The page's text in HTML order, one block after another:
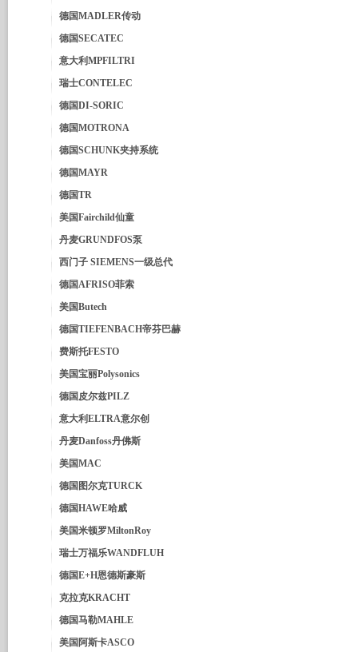
德国MADLER传动
德国SECATEC
意大利MPFILTRI
瑞士CONTELEC
德国DI-SORIC
德国MOTRONA
德国SCHUNK夹持系统
德国MAYR
德国TR
美国Fairchild仙童
丹麦GRUNDFOS泵
西门子 SIEMENS一级总代
德国AFRISO菲索
美国Butech
德国TIEFENBACH帝芬巴赫
费斯托FESTO
美国宝丽Polysonics
德国皮尔兹PILZ
意大利ELTRA意尔创
丹麦Danfoss丹佛斯
美国MAC
德国图尔克TURCK
德国HAWE哈威
美国米顿罗MiltonRoy
瑞士万福乐WANDFLUH
德国E+H恩德斯豪斯
克拉克KRACHT
德国马勒MAHLE
美国阿斯卡ASCO